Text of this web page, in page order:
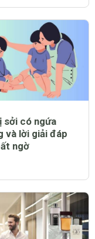
sởi có ngứa
và lời giải đáp
ngờ